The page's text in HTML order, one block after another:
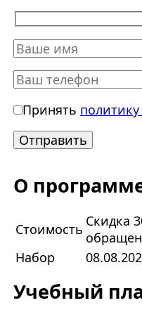
Принять
О
Стоимость Скидка
Набор
Учебный